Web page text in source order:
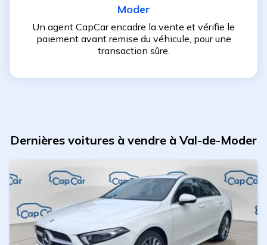
Moder
Un agent CapCar encadre la vente et vérifie le
paiement avant remise du véhicule, pour une
transaction sûre.
Dernières voitures à vendre à Val-de-Moder